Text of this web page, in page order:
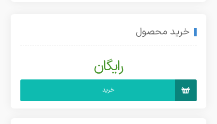
خرید محصول
رایگان
خرید